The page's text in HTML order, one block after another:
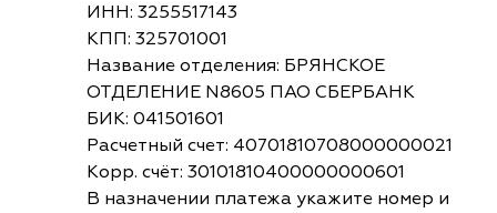
ИНН: 3255517143
КПП: 325701001
Название отделения: БРЯНСКОЕ
ОТДЕЛЕНИЕ N8605 ПАО СБЕРБАНК
БИК: 041501601
Расчетный счет: 40701810708000000021
Корр. счёт: 30101810400000000601
В назначении платежа укажите номер и